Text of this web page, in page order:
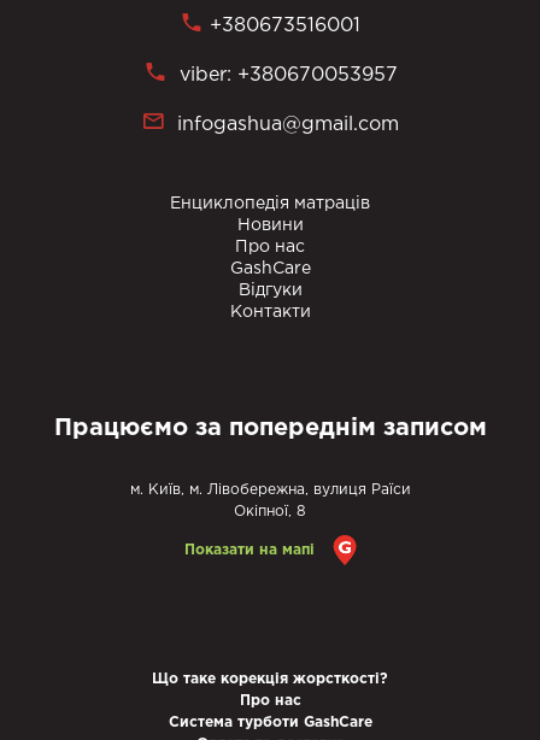
+380673516001
viber: +380670053957
infogashua@gmail.com
Енциклопедія матраців
Новини
Про нас
GashCare
Відгуки
Контакти
Працюємо за попереднім записом
м. Київ, м. Лівобережна, вулиця Раїси
Окіпної, 8
Показати на мапі
Що таке корекція жорсткості?
Про нас
Система турботи GashCare